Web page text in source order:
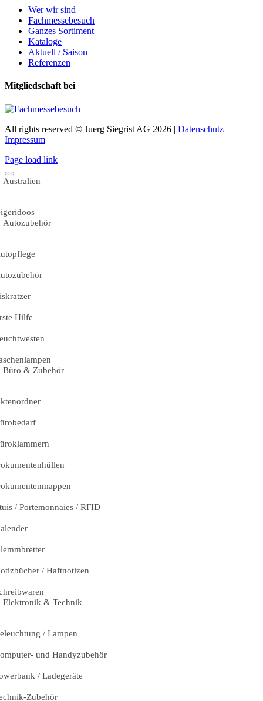
Wer wir sind
Fachmessebesuch
Ganzes Sortiment
Kataloge
Aktuell / Saison
Referenzen
Mitgliedschaft bei
All rights reserved © Juerg Siegrist AG 2026 | Datenschutz |
Impressum
Page load link
Australien
Autozubehör
Hilfe
Büro & Zubehör
/ Portemonnaies / RFID
/ Haftnotizen
Elektronik & Technik
/ Lampen
und Handyzubehör
/ Ladegeräte
Zubehör